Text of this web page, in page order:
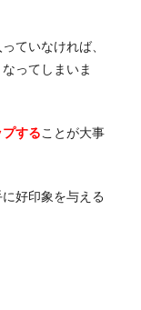
ていなければ、
ってしまいま
することが大事
好印象を与える